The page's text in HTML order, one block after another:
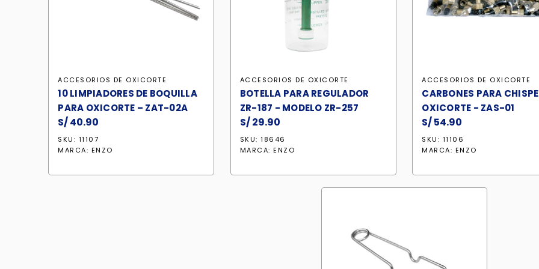
ACCESORIOS DE OXICORTE
10 LIMPIADORES DE BOQUILLA
PARA OXICORTE – ZAT-02A
S/40.90
SKU: 11107
MARCA: ENZO
ACCESORIOS DE OXICORTE
BOTELLA PARA REGULADOR
ZR-187 - MODELO ZR-257
S/29.90
SKU: 18646
MARCA:ENZO
ACCESORIOS DE OXICORTE
CARBONES PARA
OXICORTE - ZAS-01
S/54.90
SKU: 11106
MARCA: ENZO